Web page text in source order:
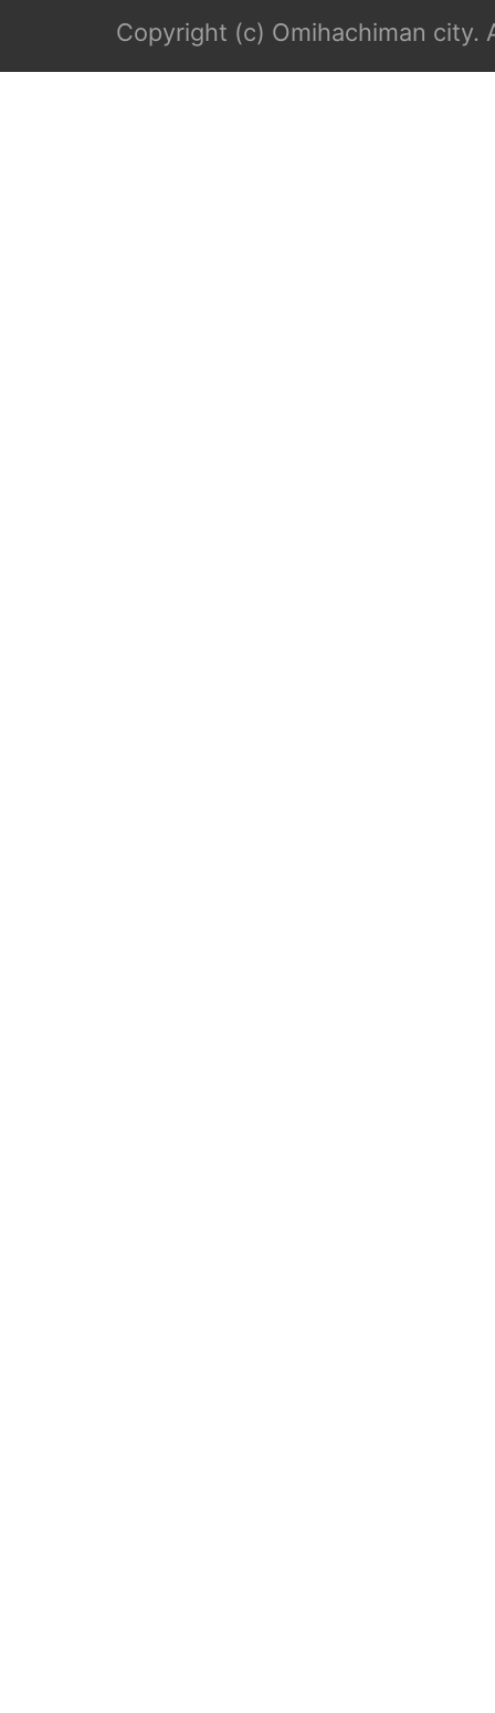
Copyright (c) Omihachiman city.